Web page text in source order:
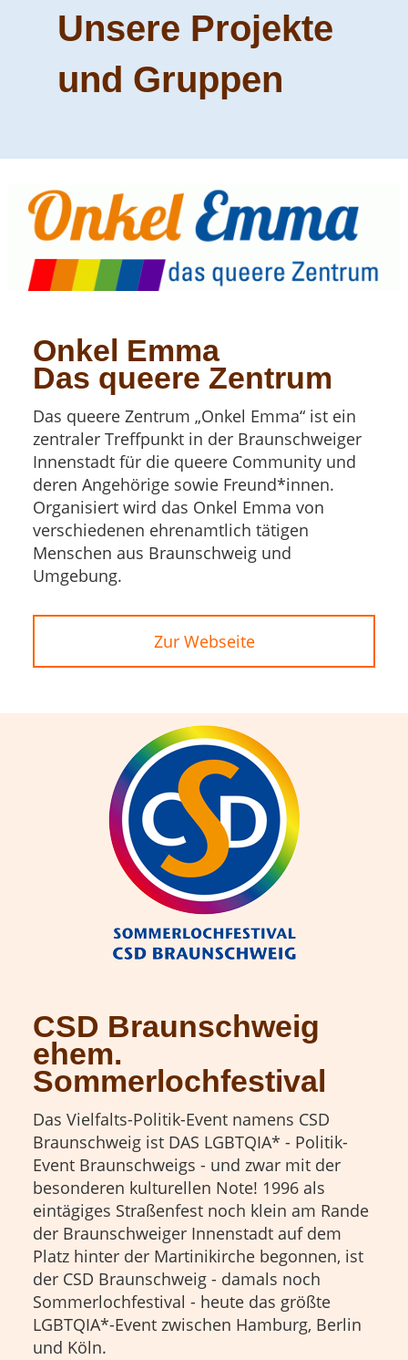
Unsere Projekte
und Gruppen
Onkel Emma
Das queere Zentrum
Das queere Zentrum „Onkel Emma“ ist ein
zentraler Treffpunkt in der Braunschweiger
Innenstadt für die queere Community und
deren Angehörige sowie Freund*innen.
Organisiert wird das Onkel Emma von
verschiedenen ehrenamtlich tätigen
Menschen aus Braunschweig und
Umgebung.
Zur Webseite
CSD Braunschweig
ehem.
Sommerlochfestival
Das Vielfalts-Politik-Event namens CSD
Braunschweig ist DAS LGBTQIA* - Politik-
Event Braunschweigs - und zwar mit der
besonderen kulturellen Note! 1996 als
eintägiges Straßenfest noch klein am Rande
der Braunschweiger Innenstadt auf dem
Platz hinter der Martinikirche begonnen, ist
der CSD Braunschweig - damals noch
Sommerlochfestival - heute das größte
LGBTQIA*-Event zwischen Hamburg, Berlin
und Köln.